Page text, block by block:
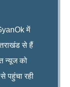
में
से हैं
न्यूज को
पहुंचा रही